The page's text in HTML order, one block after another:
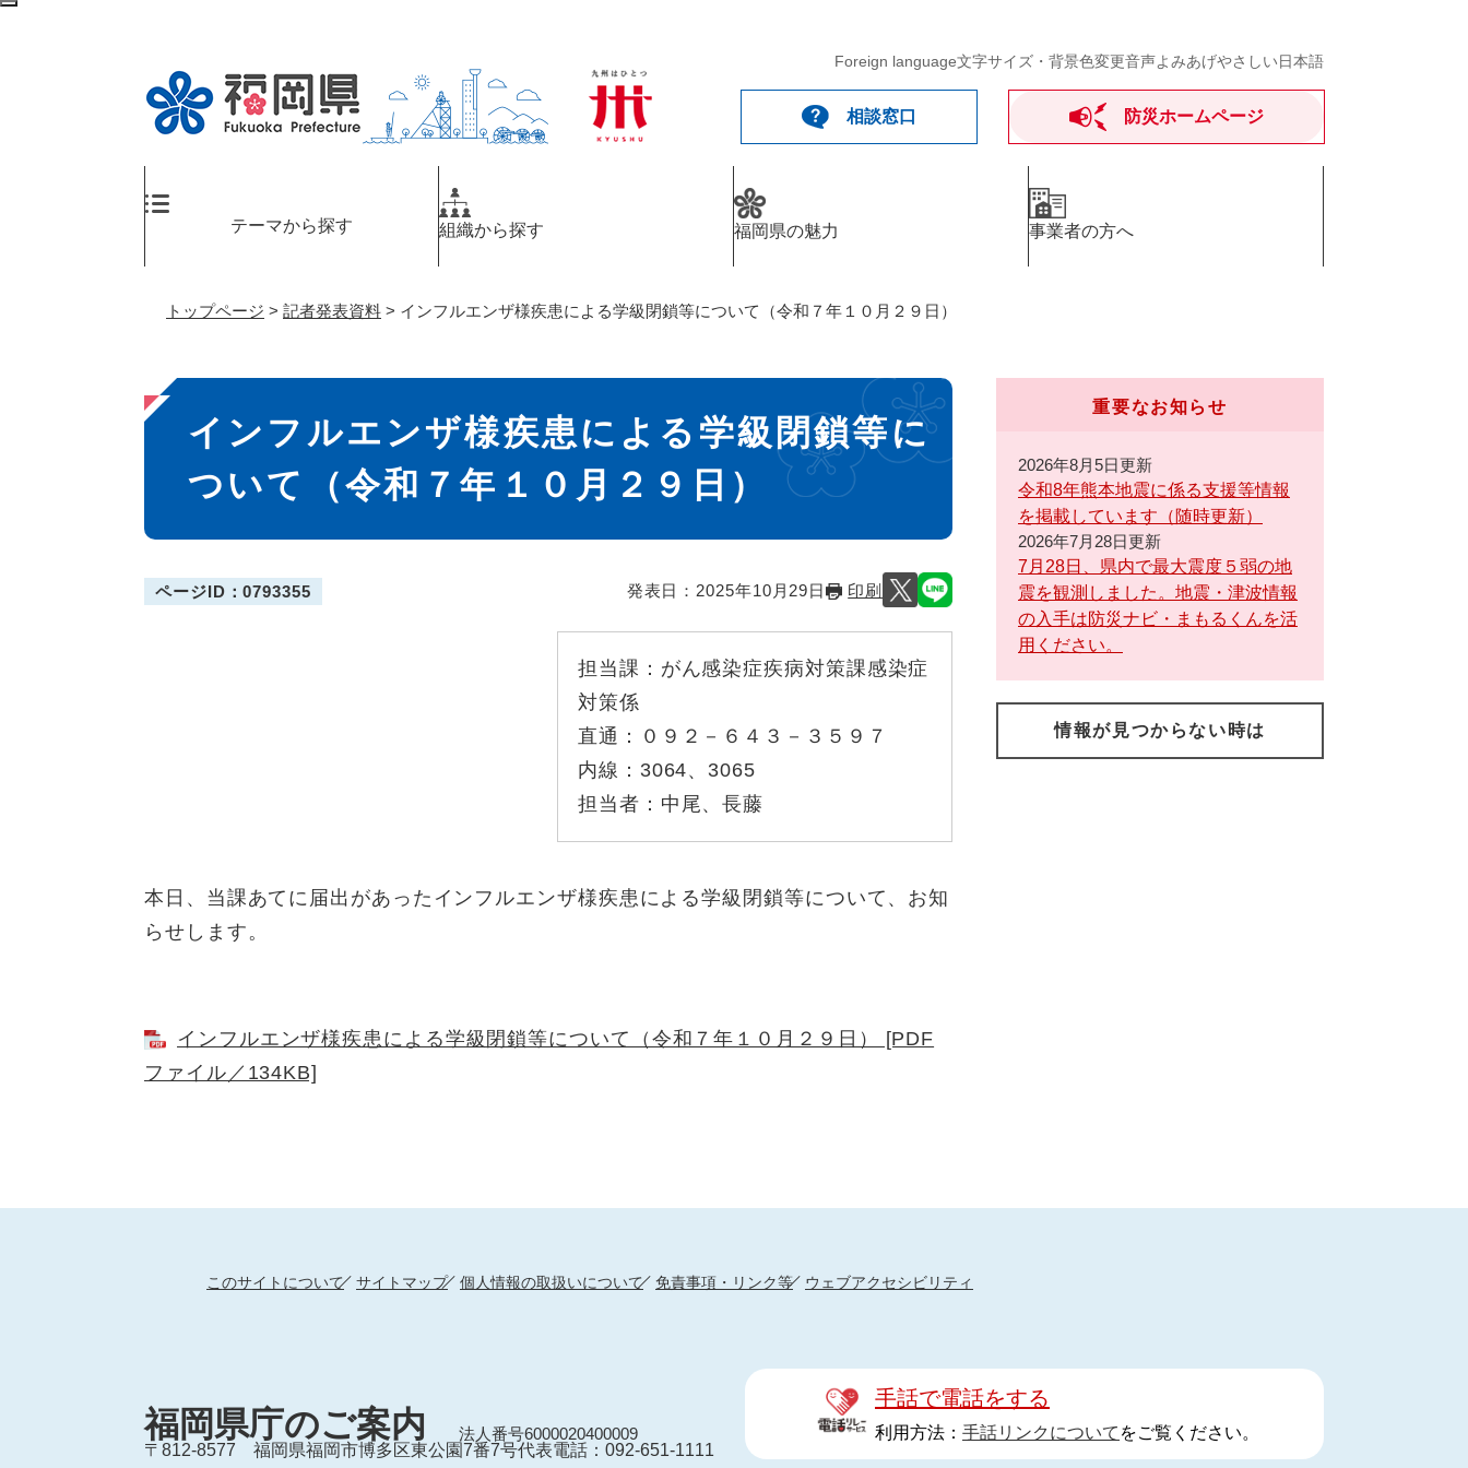
ペ
メ
Foreign language文字サイズ・背景色変更音声よみあげやさしい日本語
相談窓口 防災ホームページ
テーマから探す 組織から探す 福岡県の魅力 事業者の方へ
トップページ > 記者発表資料 > インフルエンザ様疾患による学級閉鎖等について（令和７年１０月２９日）
本
文
インフルエンザ様疾患による学級閉鎖等に
ついて（令和７年１０月２９日）
ページID：0793355 発表日： 2025年10月29日 印刷
担当課： がん感染症疾病対策課感染症
対策係
直通：
０９２－６４３－３５９７
内線： 3064、3065
担当者： 中尾、長藤
本日、当課あてに届出があったインフルエンザ様疾患による学級閉鎖等について、お知
らせします。
インフルエンザ様疾患による学級閉鎖等について（令和７年１０月２９日） [PDF
ファイル／134KB]
重要なお知らせ
2026年8月5日更新
令和8年熊本地震に係る支援等情報
を掲載しています（随時更新）
2026年7月28日更新
7月28日、県内で最大震度５弱の地
震を観測しました。地震・津波情報
の入手は防災ナビ・まもるくんを活
用ください。
情報が見つからない時は
このサイトについて サイトマップ 個人情報の取扱いについて 免責事項・リンク等 ウェブアクセシビリティ
福岡県庁のご案内
法人番号6000020400009
〒812-8577
福岡県福岡市博多区東公園7番7号代表電話：092-651-1111
手話で電話をする
利用方法： 手話リンクについて をご覧ください。